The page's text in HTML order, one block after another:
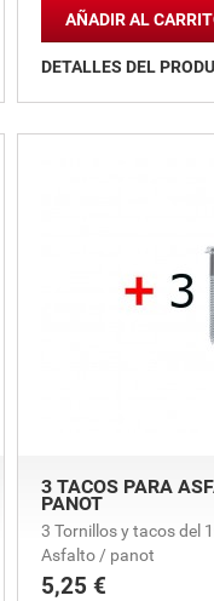

AÑADIR AL
DETALLES DEL
3 TACOS PARA
PANOT
3 Tornillos y tacos del
Asfalto / panot
Precio
5,25 €